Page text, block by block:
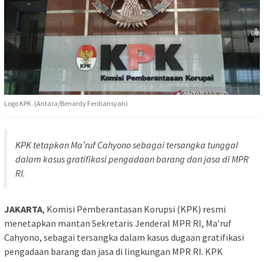
Logo KPK. (Antara/Benardy Ferdiansyah)
KPK tetapkan Ma’ruf Cahyono sebagai tersangka tunggal
dalam kasus gratifikasi pengadaan barang dan jasa di MPR
RI.
JAKARTA, Komisi Pemberantasan Korupsi (KPK) resmi
menetapkan mantan Sekretaris Jenderal MPR RI, Ma’ruf
Cahyono, sebagai tersangka dalam kasus dugaan gratifikasi
pengadaan barang dan jasa di lingkungan MPR RI. KPK